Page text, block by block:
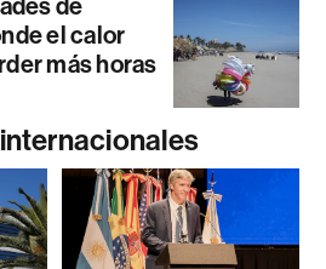
de
el calor
más horas